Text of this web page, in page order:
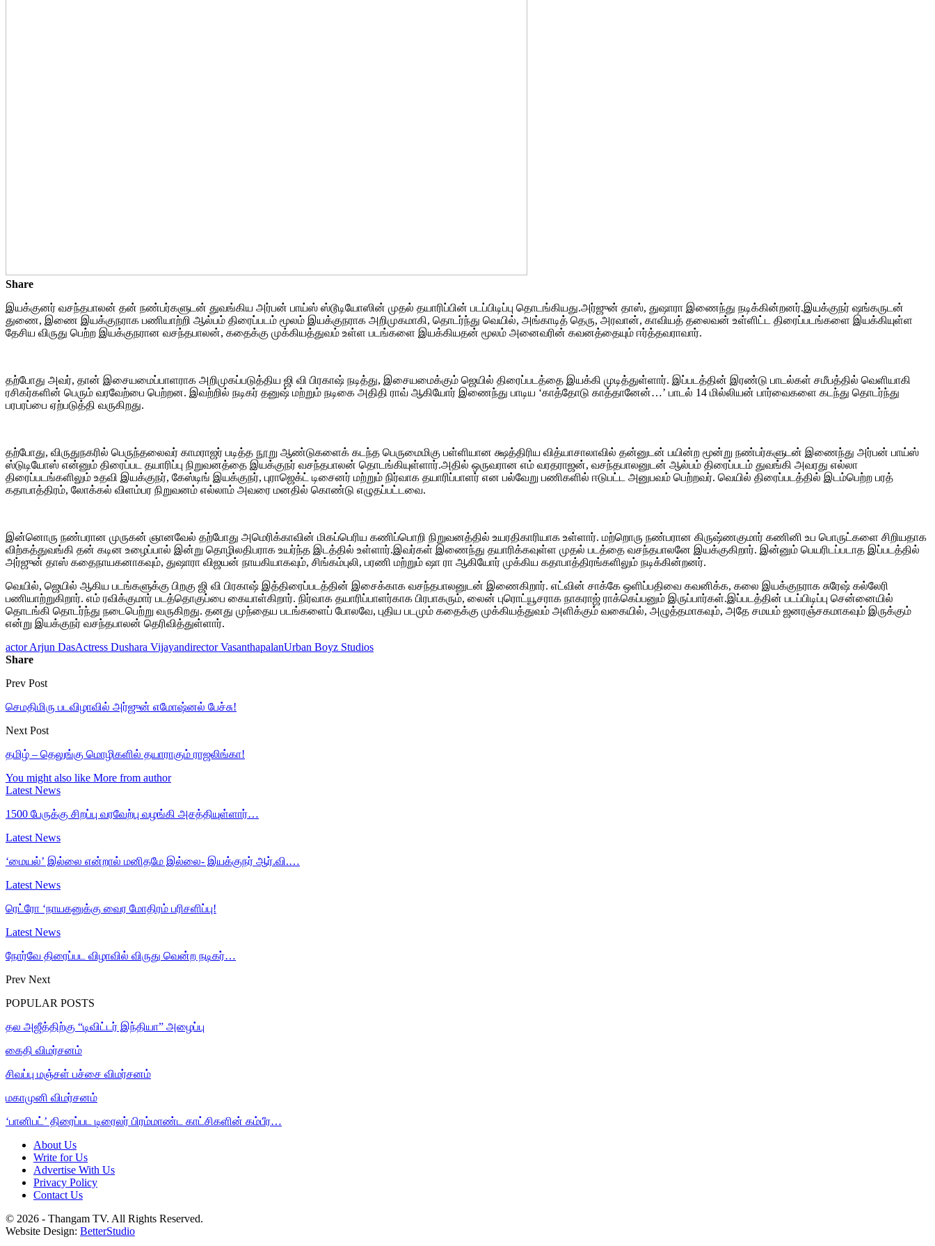
Share
இயக்குனர் வசந்தபாலன் தன் நண்பர்களுடன் துவங்கிய அர்பன் பாய்ஸ் ஸ்டூடியோஸின் முதல் தயாரிப்பின் படப்பிடிப்பு தொடங்கியது.அர்ஜுன் தாஸ், துஷாரா இணைந்து நடிக்கின்றனர்.இயக்குநர் ஷங்கருடன்
துணை, இணை இயக்குநராக பணியாற்றி ஆல்பம் திரைப்படம் மூலம் இயக்குநராக அறிமுகமாகி, தொடர்ந்து வெயில், அங்காடித் தெரு, அரவான், காவியத் தலைவன் உள்ளிட்ட திரைப்படங்களை இயக்கியுள்ள
தேசிய விருது பெற்ற இயக்குநரான வசந்தபாலன், கதைக்கு முக்கியத்துவம் உள்ள படங்களை இயக்கியதன் மூலம் அனைவரின் கவனத்தையும் ஈர்த்தவராவார்.
தற்போது அவர், தான் இசையமைப்பாளராக அறிமுகப்படுத்திய ஜி வி பிரகாஷ் நடித்து, இசையமைக்கும் ஜெயில் திரைப்படத்தை இயக்கி முடித்துள்ளார். இப்படத்தின் இரண்டு பாடல்கள் சமீபத்தில் வெளியாகி
ரசிகர்களின் பெரும் வரவேற்பை பெற்றன. இவற்றில் நடிகர் தனுஷ் மற்றும் நடிகை அதிதி ராவ் ஆகியோர் இணைந்து பாடிய ‘காத்தோடு காத்தானேன்…’ பாடல் 14 மில்லியன் பார்வைகளை கடந்து தொடர்ந்து
பரபரப்பை ஏற்படுத்தி வருகிறது.
தற்போது, விருதுநகரில் பெருந்தலைவர் காமராஜர் படித்த நூறு ஆண்டுகளைக் கடந்த பெருமைமிகு பள்ளியான க்ஷத்திரிய வித்யாசாலாவில் தன்னுடன் பயின்ற மூன்று நண்பர்களுடன் இணைந்து அர்பன் பாய்ஸ்
ஸ்டுடியோஸ் என்னும் திரைப்பட தயாரிப்பு நிறுவனத்தை இயக்குநர் வசந்தபாலன் தொடங்கியுள்ளார்.அதில் ஒருவரான எம் வரதராஜன், வசந்தபாலனுடன் ஆல்பம் திரைப்படம் துவங்கி அவரது எல்லா
திரைப்படங்களிலும் உதவி இயக்குநர், கேஸ்டிங் இயக்குநர், புராஜெக்ட் டிசைனர் மற்றும் நிர்வாக தயாரிப்பாளர் என பல்வேறு பணிகளில் ஈடுபட்ட அனுபவம் பெற்றவர். வெயில் திரைப்படத்தில் இடம்பெற்ற பரத்
கதாபாத்திரம், லோக்கல் விளம்பர நிறுவனம் எல்லாம் அவரை மனதில் கொண்டு எழுதப்பட்டவை.
இன்னொரு நண்பரான முருகன் ஞானவேல் தற்போது அமெரிக்காவின் மிகப்பெரிய கணிப்பொறி நிறுவனத்தில் உயரதிகாரியாக உள்ளார். மற்றொரு நண்பரான கிருஷ்ணகுமார் கணினி உப பொருட்களை சிறியதாக
விற்கத்துவங்கி தன் கடின உழைப்பால் இன்று தொழிலதிபராக உயர்ந்த இடத்தில் உள்ளார்.இவர்கள் இணைந்து தயாரிக்கவுள்ள முதல் படத்தை வசந்தபாலனே இயக்குகிறார். இன்னும் பெயரிடப்படாத இப்படத்தில்
அர்ஜுன் தாஸ் கதைநாயகனாகவும், துஷாரா விஜயன் நாயகியாகவும், சிங்கம்புலி, பரணி மற்றும் ஷா ரா ஆகியோர் முக்கிய கதாபாத்திரங்களிலும் நடிக்கின்றனர்.
வெயில், ஜெயில் ஆகிய படங்களுக்கு பிறகு ஜி வி பிரகாஷ் இத்திரைப்படத்தின் இசைக்காக வசந்தபாலனுடன் இணைகிறார். எட்வின் சாக்கே ஒளிப்பதிவை கவனிக்க, கலை இயக்குநராக சுரேஷ் கல்லேரி
பணியாற்றுகிறார். எம் ரவிக்குமார் படத்தொகுப்பை கையாள்கிறார். நிர்வாக தயாரிப்பாளர்காக பிரபாகரும், லைன் புரொட்யூசராக நாகராஜ் ராக்கெப்பனும் இருப்பார்கள்.இப்படத்தின் படப்பிடிப்பு சென்னையில்
தொடங்கி தொடர்ந்து நடைபெற்று வருகிறது. தனது முந்தைய படங்களைப் போலவே, புதிய படமும் கதைக்கு முக்கியத்துவம் அளிக்கும் வகையில், அழுத்தமாகவும், அதே சமயம் ஜனரஞ்சகமாகவும் இருக்கும்
என்று இயக்குநர் வசந்தபாலன் தெரிவித்துள்ளார்.
actor Arjun DasActress Dushara Vijayandirector VasanthapalanUrban Boyz Studios
Share
Prev Post
செமதிமிரு படவிழாவில் அர்ஜுன் எமோஷ்னல் பேச்சு!
Next Post
தமிழ் – தெலுங்கு மொழிகளில் தயாராகும் ராஜலிங்கா!
You might also like More from author
Latest News
1500 பேருக்கு சிறப்பு வரவேற்பு வழங்கி அசத்தியுள்ளார்…
Latest News
‘மையல்’ இல்லை என்றால் மனிதமே இல்லை- இயக்குநர் ஆர்.வி.…
Latest News
ரெட்ரோ ‘நாயகனுக்கு வைர மோதிரம் பரிசளிப்பு!
Latest News
நோர்வே திரைப்பட விழாவில் விருது வென்ற நடிகர்…
Prev Next
POPULAR POSTS
தல அஜீத்திற்கு “டிவிட்டர் இந்தியா” அழைப்பு
கைதி விமர்சனம்
சிவப்பு மஞ்சள் பச்சை விமர்சனம்
மகாமுனி விமர்சனம்
‘பானிபட்’ திரைப்பட டிரைலர் பிரம்மாண்ட காட்சிகளின் கம்பீர…
About Us
Write for Us
Advertise With Us
Privacy Policy
Contact Us
© 2026 - Thangam TV. All Rights Reserved.
Website Design: BetterStudio